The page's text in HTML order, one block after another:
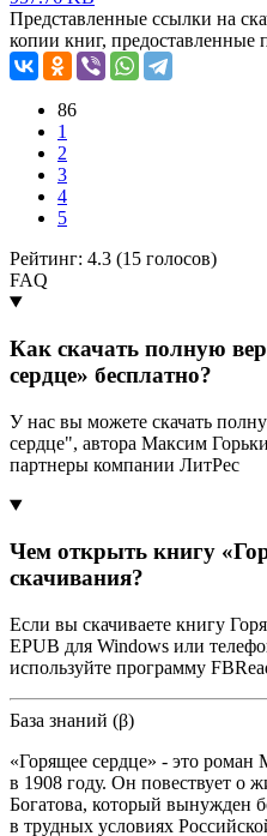
Представленные ссылки на
копии книг, предоставленные
86
1
2
3
4
5
Рейтинг: 4.3 (15 голосов)
FAQ
Как скачать полную
сердце» бесплатно?
У нас вы можете скачать
сердце", автора Максим
партнеры компании ЛитРес
Чем открыть книгу
скачивания?
Если вы скачиваете книгу
EPUB для Windows или
используйте программу
База знаний (β)
«Горящее сердце» - это
в 1908 году. Он повествует о
Богатова, который вынужден
в трудных условиях